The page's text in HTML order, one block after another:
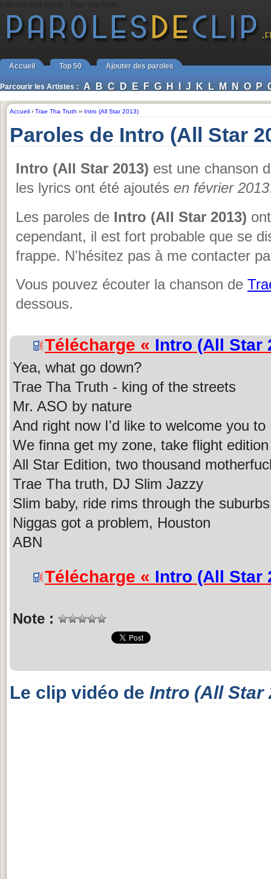
Accueil Top 50 Ajouter des paroles
Parcourir les Artistes : A B C D E F G H I J K L M N O P
Accueil › Trae Tha Truth ›› Intro (All Star 2013)
Paroles de Intro (All Star
Intro (All Star 2013) est une chanson
les lyrics ont été ajoutés en février 2013
Les paroles de Intro (All Star 2013)
cependant, il est fort probable que se
frappe. N'hésitez pas à me contacter
Vous pouvez écouter la chanson de
dessous.
Télécharge « Intro (All Star
Yea, what go down?
Trae Tha Truth - king of the streets
Mr. ASO by nature
And right now I'd like to welcome you to
We finna get my zone, take flight edition
All Star Edition, two thousand
Trae Tha truth, DJ Slim Jazzy
Slim baby, ride rims through the suburbs
Niggas got a problem, Houston
ABN
Télécharge « Intro (All Star
Note :
Le clip vidéo de Intro (All Star